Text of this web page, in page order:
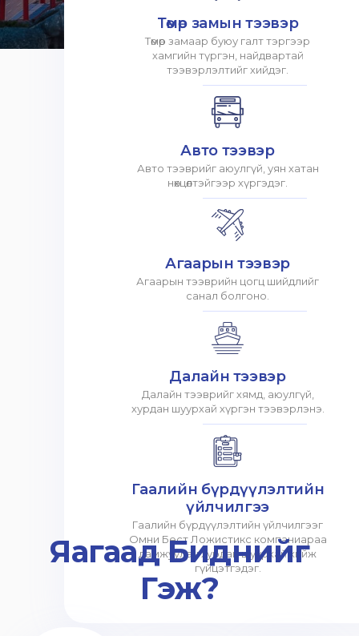
Төмөр замын тээвэр
Төмөр замаар буюу галт тэргээр
хамгийн түргэн, найдвартай
тээвэрлэлтийг хийдэг.
Авто тээвэр
Авто тээврийг аюулгүй, уян хатан
нөхцөлтэйгээр хүргэдэг.
Агаарын тээвэр
Агаарын тээврийн цогц шийдлийг
санал болгоно.
Далайн тээвэр
Далайн тээврийг хямд, аюулгүй,
хурдан шуурхай хүргэн тээвэрлэнэ.
Гаалийн бүрдүүлэлтийн
үйлчилгээ
Гаалийн бүрдүүлэлтийн үйлчилгээг
Омни Бест Ложистикс компаниараа
дамжуулан хурдан шуурхай хийж
гүйцэтгэдэг.
Яагаад Биднийг
Гэж?